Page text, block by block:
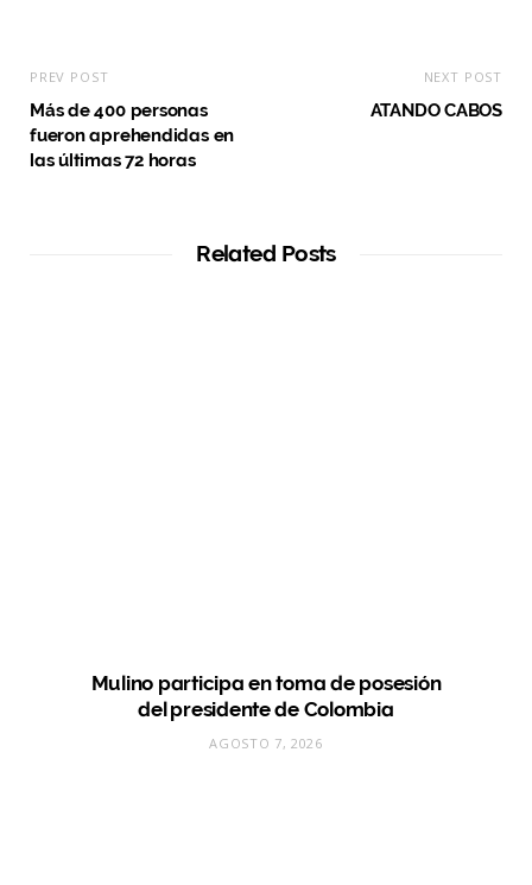
PREV POST
Más de 400 personas
fueron aprehendidas en
las últimas 72 horas
NEXT POST
ATANDO CABOS
Related Posts
Mulino participa en toma de posesión
del presidente de Colombia
AGOSTO 7, 2026